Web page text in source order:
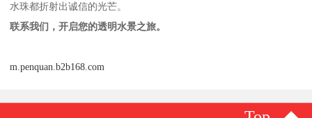
水珠都折射出诚信的光芒。
联系我们，开启您的透明水景之旅。
m.penquan.b2b168.com